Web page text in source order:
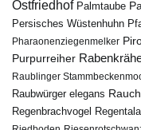
Ostfriedhof Palmtaube
Persisches Wüstenhuhn
Pharaonenziegenmelker
Purpurreiher
Raublinger
Raubwürger elegans
Regenbrachvogel